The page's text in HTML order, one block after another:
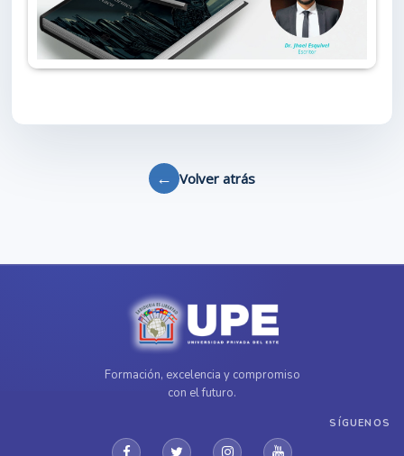
← Volver atrás
Formación, excelencia y compromiso
con el futuro.
SÍGUENOS